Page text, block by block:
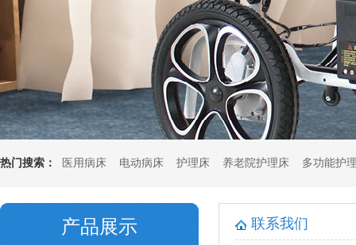
热门搜索： 医用病床 电动病床 护理床 养老院护理床 多功能护
垫 多功能坐垫
产品展示 联系我们